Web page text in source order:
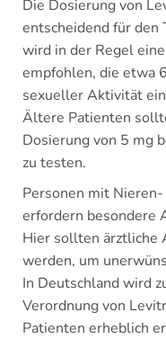
Die Dosierung von
entscheidend für den
wird in der Regel
empfohlen, die etwa
sexueller Aktivität
Ältere Patienten
Dosierung von 5 mg
zu testen.
Personen mit
erfordern besondere
Hier sollten ärztliche
werden, um
In Deutschland wird
Verordnung von
Patienten erheblich